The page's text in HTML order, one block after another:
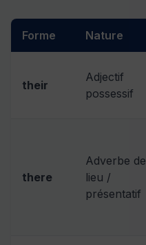
Forme Nature
their
Adjectif
possessif
there
Adverbe de
lieu /
présentatif